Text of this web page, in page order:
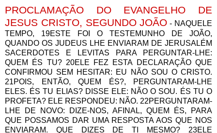
PROCLAMAÇÃO DO EVANGELHO DE
JESUS CRISTO, SEGUNDO JOÃO - NAQUELE
TEMPO, 19ESTE FOI O TESTEMUNHO DE JOÃO,
QUANDO OS JUDEUS LHE ENVIARAM DE JERUSALÉM
SACERDOTES E LEVITAS PARA PERGUNTAR-LHE:
QUEM ÉS TU? 20ELE FEZ ESTA DECLARAÇÃO QUE
CONFIRMOU SEM HESITAR: EU NÃO SOU O CRISTO.
21POIS, ENTÃO, QUEM ÉS?, PERGUNTARAM-LHE
ELES. ÉS TU ELIAS? DISSE ELE: NÃO O SOU. ÉS TU O
PROFETA? ELE RESPONDEU: NÃO. 22PERGUNTARAM-
LHE DE NOVO: DIZE-NOS, AFINAL, QUEM ÉS, PARA
QUE POSSAMOS DAR UMA RESPOSTA AOS QUE NOS
ENVIARAM. QUE DIZES DE TI MESMO? 23ELE